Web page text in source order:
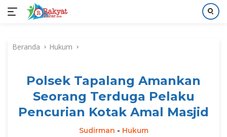
kontenBeranda Hukum
Polsek Tapalang Amankan
Seorang Terduga Pelaku
Pencurian Kotak Amal Masjid
Sudirman - Hukum